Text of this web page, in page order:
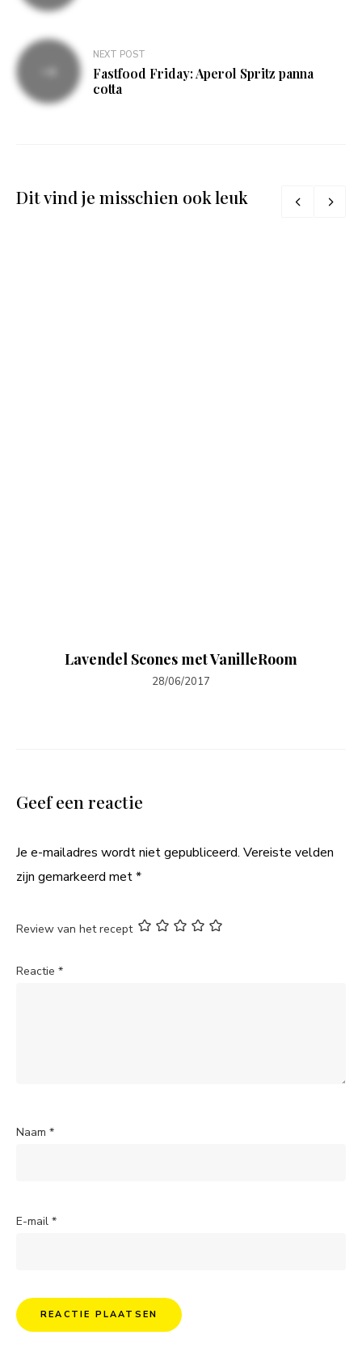
NEXT POST
Fastfood Friday: Aperol Spritz panna
cotta
Dit vind je misschien ook leuk
Lavendel Scones met VanilleRoom
28/06/2017
Geef een reactie
Je e-mailadres wordt niet gepubliceerd. Vereiste velden
zijn gemarkeerd met*
Review van het recept
Reactie *
Naam *
E-mail *